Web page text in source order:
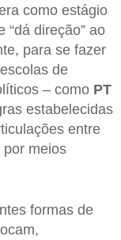
como estágio
“dá direção” ao
para se fazer
de
– como PT
estabelecidas
entre
por meios
formas de